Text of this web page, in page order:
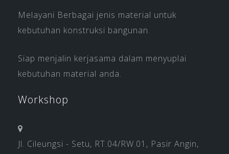
Melayani Berbagai jenis material untuk
kebutuhan konstruksi bangunan.
Siap menjalin kerjasama dalam menyuplai
kebutuhan material anda.
Workshop
Jl. Cileungsi - Setu, RT.04/RW.01, Pasir Angin,